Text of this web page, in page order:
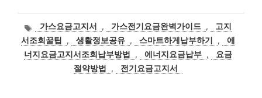
태
그
가스요금고지서 , 가스전기요금완벽가이드 ,
고지
서조회꿀팁
, 생활정보공유 , 스마트하게납부하기 ,
에
너지요금고지서조회납부방법
, 에너지요금납부 ,
요금
절약방법
, 전기요금고지서